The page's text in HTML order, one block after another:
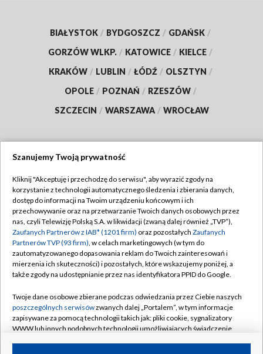
BIAŁYSTOK / BYDGOSZCZ / GDAŃSK /
GORZÓW WLKP. / KATOWICE / KIELCE /
KRAKÓW / LUBLIN / ŁÓDŹ / OLSZTYN /
OPOLE / POZNAŃ / RZESZÓW /
SZCZECIN / WARSZAWA / WROCŁAW
TVP
Abonament TVP
Emisja w TVP
Centrum informacji TVP
Naziemna Telewizja Cyfrowa
Rada Programowa
System NOS
Informacje o nadawcy
Regulamin TVP
Polityka prywatności
Moje zgody
Pomoc
Kontakt
Kanały
Szanujemy Twoją prywatność
Kliknij "Akceptuję i przechodzę do serwisu", aby wyrazić zgody na
korzystanie z technologii automatycznego śledzenia i zbierania danych,
dostęp do informacji na Twoim urządzeniu końcowym i ich
przechowywanie oraz na przetwarzanie Twoich danych osobowych przez
nas, czyli Telewizję Polską S.A. w likwidacji (zwaną dalej również „TVP”),
Zaufanych Partnerów z IAB* (1201 firm) oraz pozostałych Zaufanych
Partnerów TVP (93 firm), w celach marketingowych (w tym do
zautomatyzowanego dopasowania reklam do Twoich zainteresowań i
mierzenia ich skuteczności) i pozostałych, które wskazujemy poniżej, a
także zgody na udostępnianie przez nas identyfikatora PPID do Google.
Twoje dane osobowe zbierane podczas odwiedzania przez Ciebie naszych
poszczególnych serwisówzwanych dalej „Portalem”, w tym informacje
zapisywane za pomocą technologii takich jak: pliki cookie, sygnalizatory
WWW lub innych podobnych technologii umożliwiających świadczenie